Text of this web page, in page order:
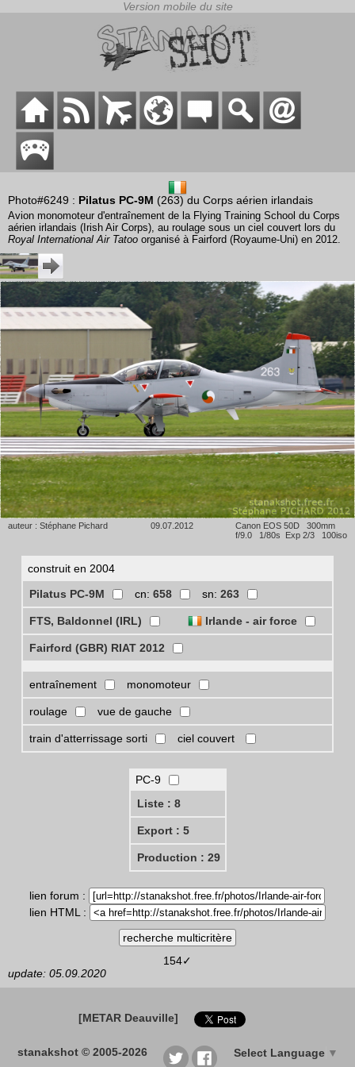
Photo#6249 : Pilatus PC-9M (263) du Corps aérien irlandais
Avion monomoteur d'entraînement de la Flying Training School du Corps
aérien irlandais (Irish Air Corps), au roulage sous un ciel couvert lors du
Royal International Air Tatoo organisé à Fairford (Royaume-Uni) en 2012.
auteur : Stéphane Pichard 09.07.2012
Canon EOS 50D 300mm
f/9.0 1/80s Exp 2/3 100iso
construit en 2004
Pilatus PC-9M
cn: 658 sn: 263
FTS, Baldonnel (IRL) Irlande - air force
Fairford (GBR) RIAT 2012
entraînement monomoteur
roulage vue de gauche
train d'atterrissage sorti ciel couvert
PC-9
Liste : 8
Export : 5
Production : 29
lien forum :
lien HTML :
154✓
update: 05.09.2020
[METAR Deauville]
stanakshot © 2005-2026 Select Language ▼